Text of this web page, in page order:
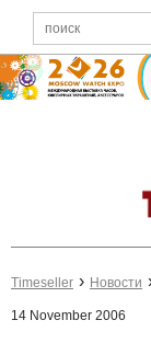
Timeseller Новости
14 November 2006